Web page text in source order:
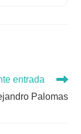
entrada
Palomas